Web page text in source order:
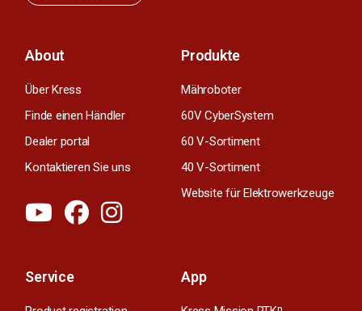
About
Über Kress
Finde einen Händler
Dealer portal
Kontaktieren Sie uns
Produkte
Mähroboter
60V CyberSystem
60 V-Sortiment
40 V-Sortiment
Website für Elektrowerkzeuge
Service App